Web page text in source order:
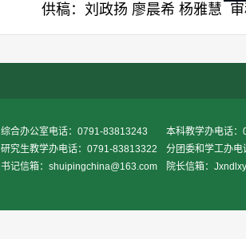
供稿：刘政扬 廖晨希 杨雅慧
综合办公室电话：0791-83813243
本科教学办电话
研究生教学办电话：0791-83813322
分团委和学工办
书记信箱：shuipingchina@163.com
院长信箱：